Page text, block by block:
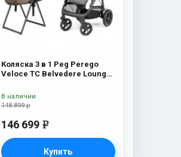
Коляска 3 в 1 Peg Perego
Veloce TC Belvedere Lounge
148 899 р
146 699 e
Купить
В наличии